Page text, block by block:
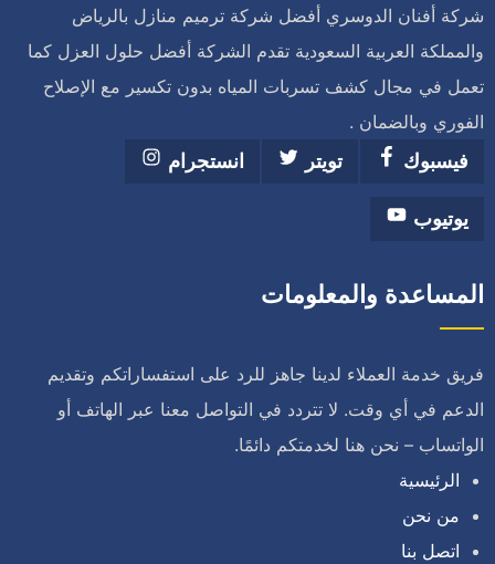
شركة أفنان الدوسري أفضل شركة ترميم منازل بالرياض
والمملكة العربية السعودية تقدم الشركة أفضل حلول العزل كما
تعمل في مجال كشف تسربات المياه بدون تكسير مع الإصلاح
الفوري وبالضمان .
فيسبوك
تويتر انستجرام
يوتيوب
المساعدة والمعلومات
فريق خدمة العملاء لدينا جاهز للرد على استفساراتكم وتقديم
الدعم في أي وقت. لا تتردد في التواصل معنا عبر الهاتف أو
الواتساب – نحن هنا لخدمتكم دائمًا.
الرئيسية
من نحن
اتصل بنا